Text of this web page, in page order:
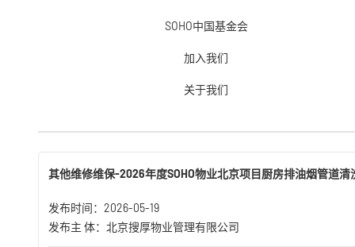
SOHO中国基金会
加入我们
关于我们
其他维修维保-2026年度SOHO物业北京项目厨房排油烟管道清
发布时间：2026-05-19
发布主 体：北京搜厚物业管理有限公司